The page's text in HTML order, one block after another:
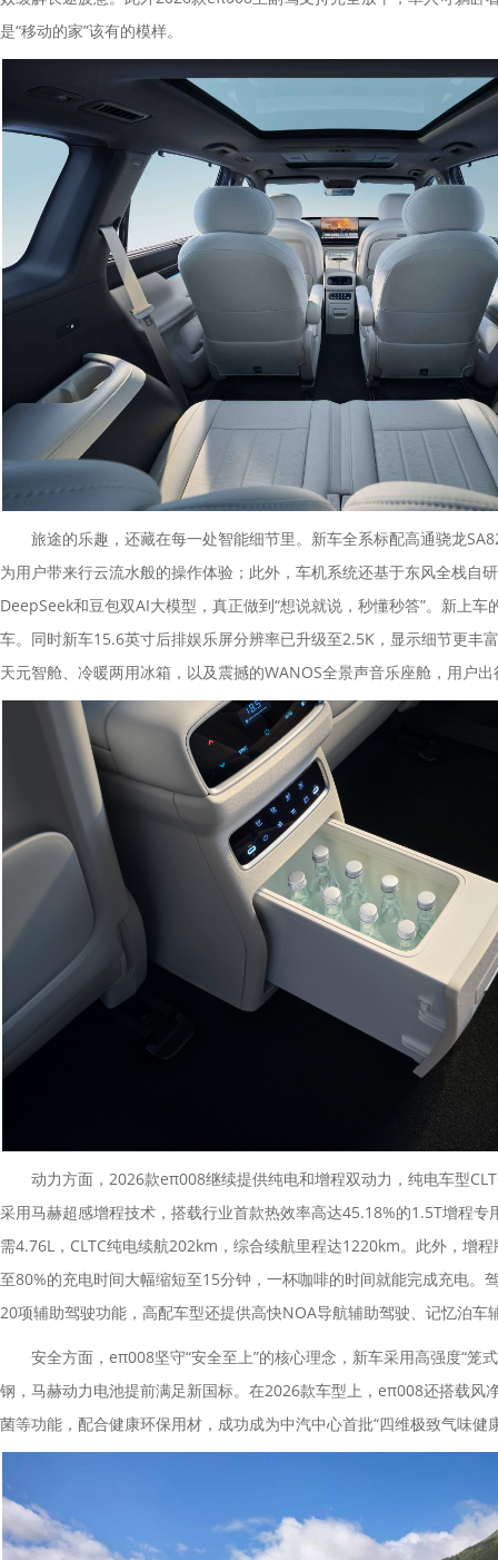
是“移动的家”该有的模样。
旅途的乐趣，还藏在每一处智能细节里。新车全系标配高通骁龙
为用户带来行云流水般的操作体验；此外，车机系统还基于东风全栈自
DeepSeek和豆包双AI大模型，真正做到“想说就说，秒懂秒答”。新上
车。同时新车15.6英寸后排娱乐屏分辨率已升级至2.5K，显示细节更丰
天元智舱、冷暖两用冰箱，以及震撼的WANOS全景声音乐座舱，用户出
动力方面，2026款eπ008继续提供纯电和增程双动力，纯电车型
采用马赫超感增程技术，搭载行业首款热效率高达45.18%的1.5T增程专
需4.76L，CLTC纯电续航202km，综合续航里程达1220km。此外，增
至80%的充电时间大幅缩短至15分钟，一杯咖啡的时间就能完成充电。
20项辅助驾驶功能，高配车型还提供高快NOA导航辅助驾驶、记忆泊车
安全方面，eπ008坚守“安全至上”的核心理念，新车采用高强度“笼
钢，马赫动力电池提前满足新国标。在2026款车型上，eπ008还搭载风
菌等功能，配合健康环保用材，成功成为中汽中心首批“四维极致气味健